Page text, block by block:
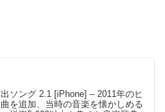
ソング 2.1 [iPhone] – 2011年のヒ
曲を追加、当時の音楽を懐かしめる